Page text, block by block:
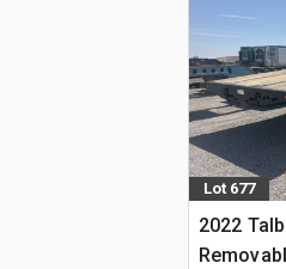
Lot 677
2022